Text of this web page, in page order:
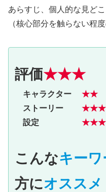
あらすじ、個人的な見ど
（核心部分を触らない程
評価★★★
キャラクター
★★
ストーリー
設定 ★★★
こんなキーワ
方にオススメ